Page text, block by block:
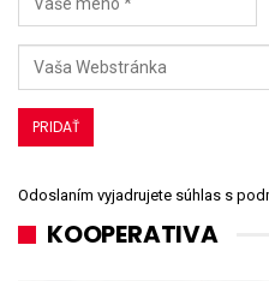
Odoslaním vyjadrujete súhlas s
KOOPERATIVA